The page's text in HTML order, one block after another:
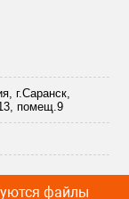
г.Саранск,
помещ.9
файлы